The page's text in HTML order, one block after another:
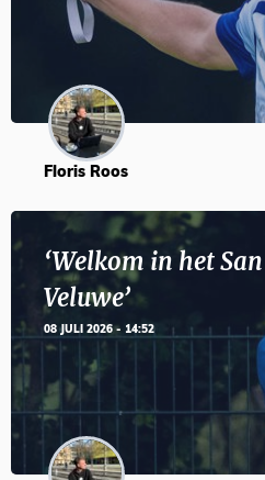
Floris Roos
‘Welkom in het
Veluwe’
08 JULI 2026 - 14:52